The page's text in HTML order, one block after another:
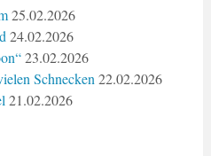
25.02.2026
24.02.2026
23.02.2026
Schnecken 22.02.2026
21.02.2026